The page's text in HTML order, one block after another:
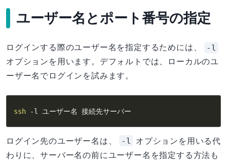
ユーザー名とポート番号の指定
ログインする際のユーザー名を指定するためには、 -l
オプションを用います。デフォルトでは、ローカルのユ
ーザー名でログインを試みます。
ssh -l ユーザー名 接続先サーバー
ログイン先のユーザー名は、 -l
オプションを用いる代
わりに、サーバー名の前にユーザー名を指定する方法も